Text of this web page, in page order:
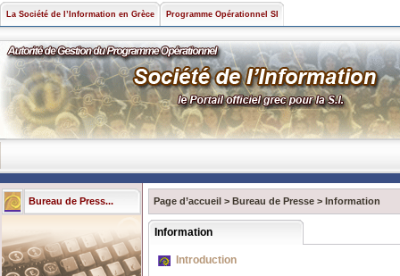
La Société de l’Information en Grèce Programme Opérationnel SI
Bureau de Press... Page d’accueil > Bureau de Presse > Information
Information
Introduction